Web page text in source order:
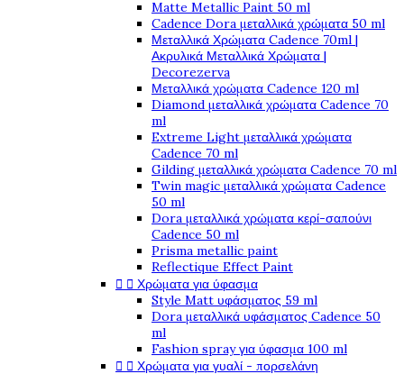
Matte Metallic Paint 50 ml
Cadence Dora μεταλλικά χρώματα 50 ml
Μεταλλικά Χρώματα Cadence 70ml |
Ακρυλικά Μεταλλικά Χρώματα |
Decorezerva
Μεταλλικά χρώματα Cadence 120 ml
Diamond μεταλλικά χρώματα Cadence 70
ml
Extreme Light μεταλλικά χρώματα
Cadence 70 ml
Gilding μεταλλικά χρώματα Cadence 70 ml
Twin magic μεταλλικά χρώματα Cadence
50 ml
Dora μεταλλικά χρώματα κερί-σαπούνι
Cadence 50 ml
Prisma metallic paint
Reflectique Effect Paint
  Χρώματα για ύφασμα
Style Matt υφάσματος 59 ml
Dora μεταλλικά υφάσματος Cadence 50
ml
Fashion spray για ύφασμα 100 ml
  Χρώματα για γυαλί - πορσελάνη